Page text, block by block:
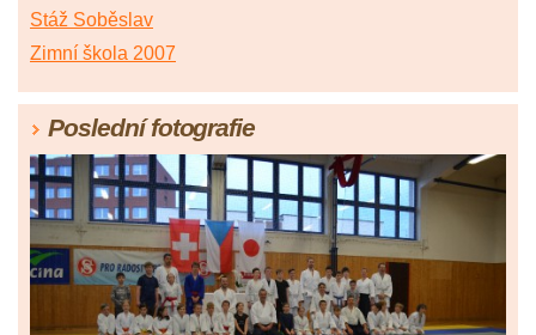
Stáž Soběslav
Zimní škola 2007
Poslední fotografie